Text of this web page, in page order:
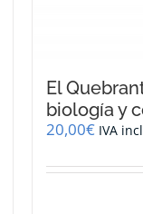
El
biología y
20,00€ IVA